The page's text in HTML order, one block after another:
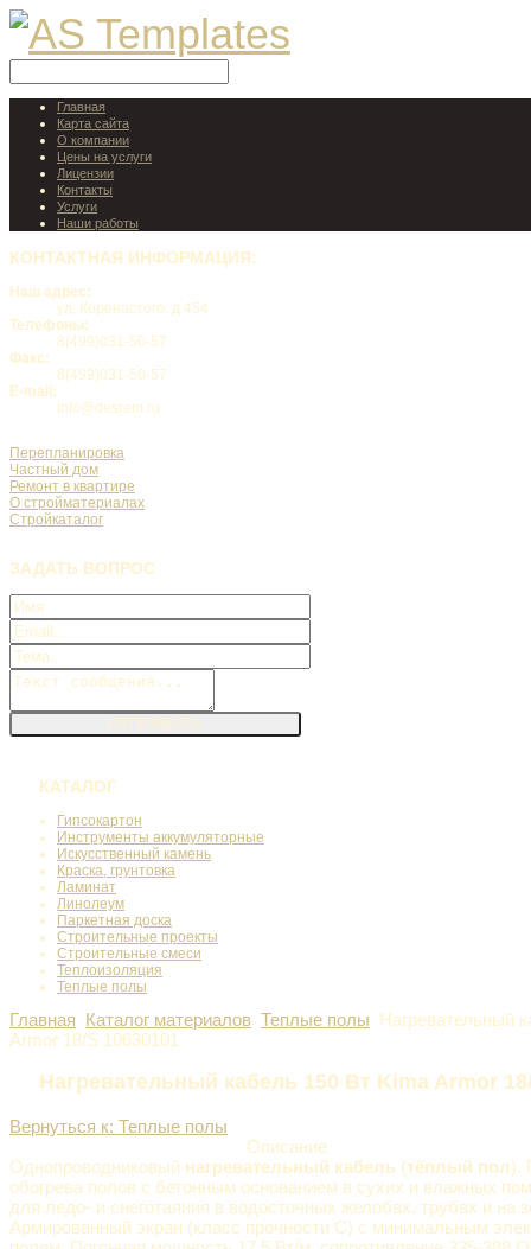
Главная
Карта сайта
О компании
Цены на услуги
Лицензии
Контакты
Услуги
Наши работы
КОНТАКТНАЯ ИНФОРМАЦИЯ:
Наш адрес:
ул. Коренастого, д.454
Телефоны:
8(499)031-50-57
Факс:
8(499)031-50-57
E-mail:
info@desrem.ru
Перепланировка
Частный дом
Ремонт в квартире
О стройматериалах
Стройкаталог
ЗАДАТЬ ВОПРОС
КАТАЛОГ
Гипсокартон
Инструменты аккумуляторные
Искусственный камень
Краска, грунтовка
Ламинат
Линолеум
Паркетная доска
Строительные проекты
Строительные смеси
Теплоизоляция
Теплые полы
Главная Каталог материалов Теплые полы Нагревательный
Armor 18/S 10630101
Нагревательный кабель 150 Вт Kima Armor
Вернуться к: Теплые полы
Описание
Однопроводниковый нагревательный кабель (тёплый пол).
обогрева полов с бетонным основанием в сухих и влажных
для ледо- и снеготаяния в водосточных желобах, трубах и на
Армированный экран (класс прочности C) с минимальным